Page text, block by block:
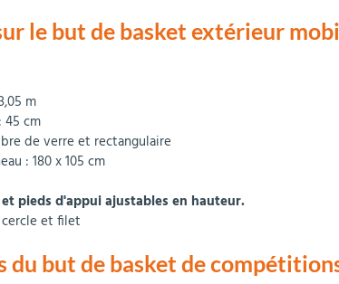
le but de basket extérieur
m
45 cm
de verre et rectangulaire
: 180 x 105 cm
pieds d'appui ajustables en hauteur.
cercle et filet
du but de basket de